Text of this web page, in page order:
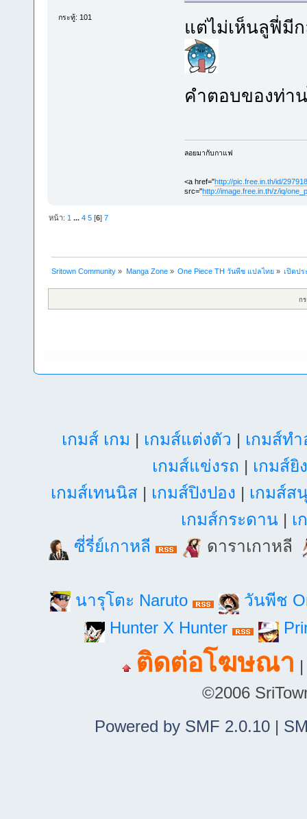
กระทู้: 101
แต่ไม่เห็นลูฟี่มี
คำตอบของท่
ลอยมากับกาแฟ
<a href="http://pic.free.in.th/id/
src="http://image.free.in.th/z/iq/
หน้า: 1 ...4 5 [6]7
Sritown Community » Manga Zone» One Piece TH วันพีช แปลไทย» เปิดปร
ก
เกมส์ เกม | เกมส์แต่งตัว | เกมส์ท
เกมส์แข่งรถ | เกมส์ยิ
เกมส์เทนนิส| เกมส์ปิงปอง | เกมส์ส
เกมส์กระดาน | เ
ซี่รี่ย์เกาหลี
ดาราเกาหลี
นารุโตะ Naruto
วันพีช
Hunter X Hunter
ติดต่อโฆษณา
©2006
Powered by SMF 2.0.10|